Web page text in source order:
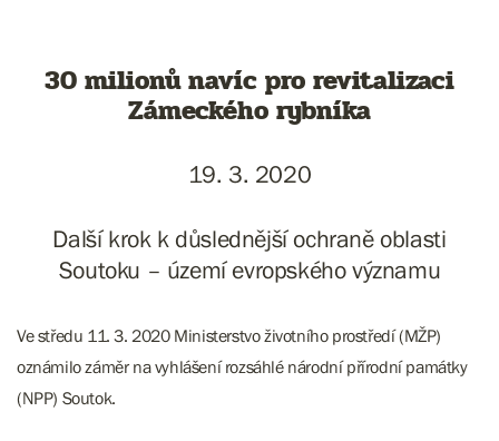
30 milionů navíc pro revitalizaci
Zámeckého rybníka
19. 3. 2020
Další krok k důslednější ochraně oblasti
Soutoku – území evropského významu
Ve středu 11. 3. 2020 Ministerstvo životního prostředí (MŽP)
oznámilo záměr na vyhlášení rozsáhlé národní přírodní památky
(NPP) Soutok.